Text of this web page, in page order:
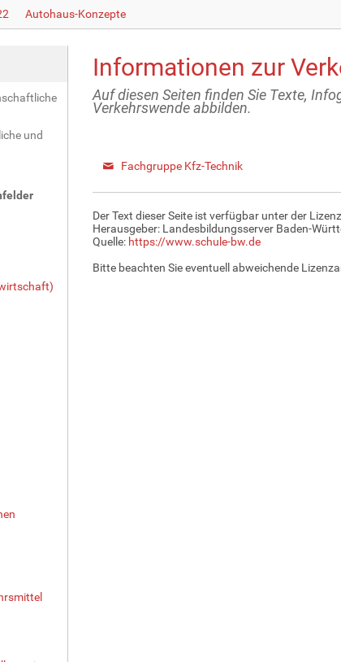
Autohaus-Konzepte
und
Informationen zur
Auf diesen Seiten finden Sie Texte,
Verkehrswende abbilden.
Fachgruppe Kfz-Technik
Der Text dieser Seite ist verfügbar unter der Lizenz
Herausgeber: Landesbildungsserver Baden-
Quelle: https://www.schule-bw.de
Bitte beachten Sie eventuell abweichende